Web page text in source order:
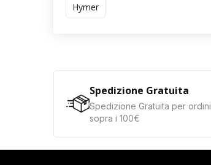
Hymer
Spedizione Gratuita
Spedizione Gratuita per ordini
sopra i 100€